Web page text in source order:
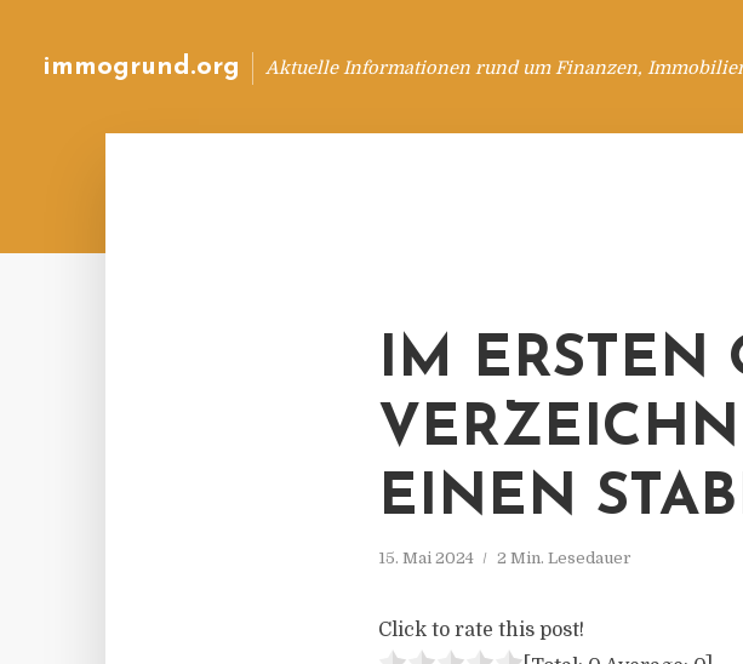
immogrund.org Aktuelle Informationen rund um Finanzen,
IM ERSTEN
EINEN
15. Mai 2024 2 Min. Lesedauer
Click to rate this post!